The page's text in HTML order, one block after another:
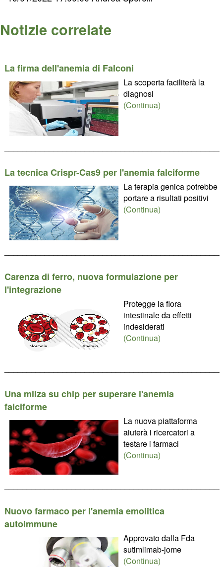
Notizie correlate
La firma dell'anemia di Falconi
La scoperta faciliterà la
diagnosi
(Continua)
La tecnica Crispr-Cas9 per l'anemia falciforme
La terapia genica potrebbe
portare a risultati positivi
(Continua)
Carenza di ferro, nuova formulazione per
l'integrazione
Protegge la flora
intestinale da effetti
indesiderati
(Continua)
Una milza su chip per superare l'anemia
falciforme
La nuova piattaforma
aiuterà i ricercatori a
testare i farmaci
(Continua)
Nuovo farmaco per l'anemia emolitica
autoimmune
Approvato dalla Fda
sutimlimab-jome
(Continua)